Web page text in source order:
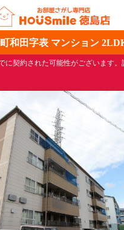
和田字表 マンション
に契約された可能性がございます